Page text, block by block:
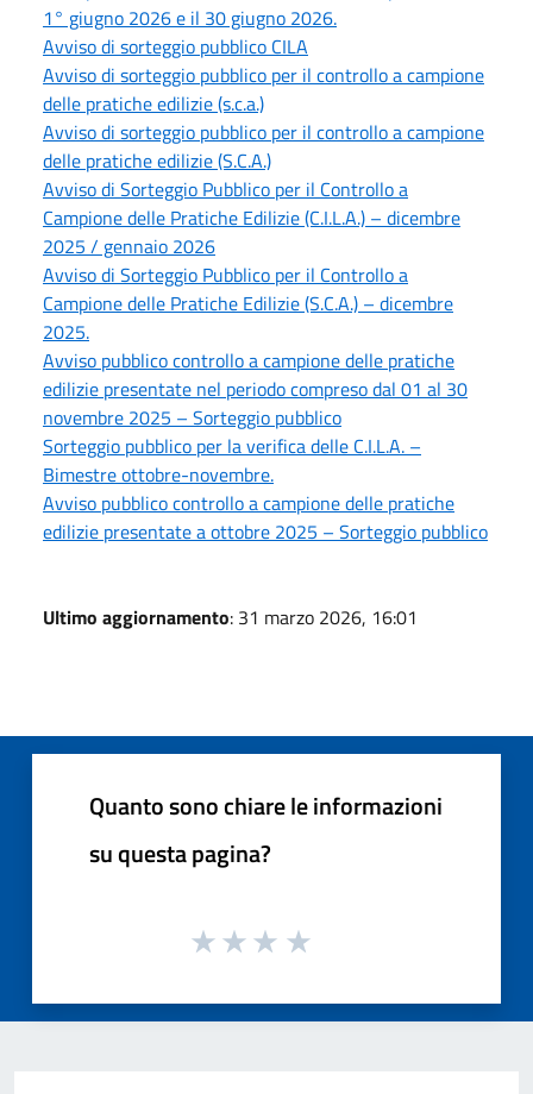
1° giugno 2026 e il 30 giugno 2026.
Avviso di sorteggio pubblico CILA
Avviso di sorteggio pubblico per il controllo a campione
delle pratiche edilizie (s.c.a.)
Avviso di sorteggio pubblico per il controllo a campione
delle pratiche edilizie (S.C.A.)
Avviso di Sorteggio Pubblico per il Controllo a
Campione delle Pratiche Edilizie (C.I.L.A.) – dicembre
2025 / gennaio 2026
Avviso di Sorteggio Pubblico per il Controllo a
Campione delle Pratiche Edilizie (S.C.A.) – dicembre
2025.
Avviso pubblico controllo a campione delle pratiche
edilizie presentate nel periodo compreso dal 01 al 30
novembre 2025 – Sorteggio pubblico
Sorteggio pubblico per la verifica delle C.I.L.A. –
Bimestre ottobre-novembre.
Avviso pubblico controllo a campione delle pratiche
edilizie presentate a ottobre 2025 – Sorteggio pubblico
Ultimo aggiornamento: 31 marzo 2026, 16:01
Quanto sono chiare le informazioni
su questa pagina?